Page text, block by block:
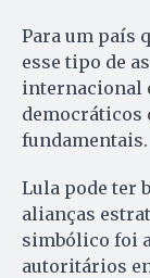
Para um país
esse tipo de
internacional
fundamentais.
Lula pode ter
alianças
simbólico foi
autoritários